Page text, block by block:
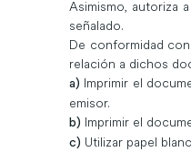
Asimismo, autoriza
señalado.
De conformidad
relación a dichos
a) Imprimir el
emisor.
b) Imprimir el
c) Utilizar papel